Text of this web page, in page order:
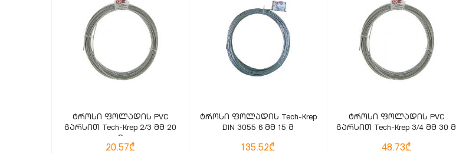
ტროსი ფოლადის PVC
გარსით Tech-Krep 2/3 მმ 20
20.57₾
ტროსი ფოლადის Tech-Krep
DIN 3055 6 მმ 15 მ
135.52₾
ტროსი ფოლადის PVC
გარსით Tech-Krep 3/4 მმ 30 მ
48.73₾